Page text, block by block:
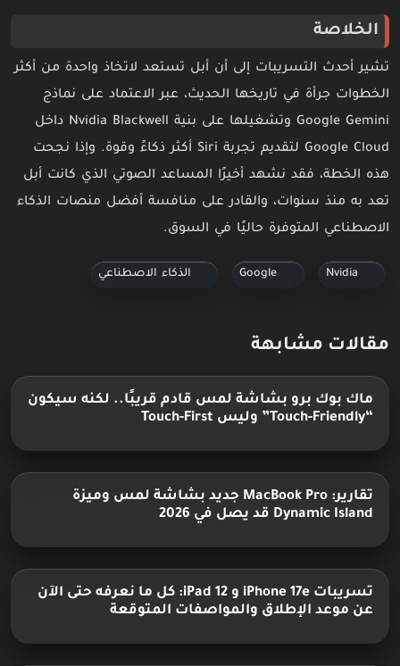
الخلاصة
تشير أحدث التسريبات إلى أن أبل تستعد لاتخاذ واحدة من أكثر
الخطوات جرأة في تاريخها الحديث، عبر الاعتماد على نماذج
Google Gemini وتشغيلها على بنية Nvidia Blackwell داخل
Google Cloud لتقديم تجربة Siri أكثر ذكاءً وقوة. وإذا نجحت
هذه الخطة، فقد نشهد أخيرًا المساعد الصوتي الذي كانت أبل
تعد به منذ سنوات، والقادر على منافسة أفضل منصات الذكاء
الاصطناعي المتوفرة حاليًا في السوق.
الذكاء الاصطناعي
مقالات مشابهة
ماك بوك برو بشاشة لمس قادم قريبًا.. لكنه سيكون
“Touch-Friendly” وليس Touch-First
تقارير: MacBook Pro جديد بشاشة لمس وميزة
Dynamic Island قد يصل في 2026
تسريبات iPhone 17e و iPad 12: كل ما نعرفه حتى الآن
عن موعد الإطلاق والمواصفات المتوقعة